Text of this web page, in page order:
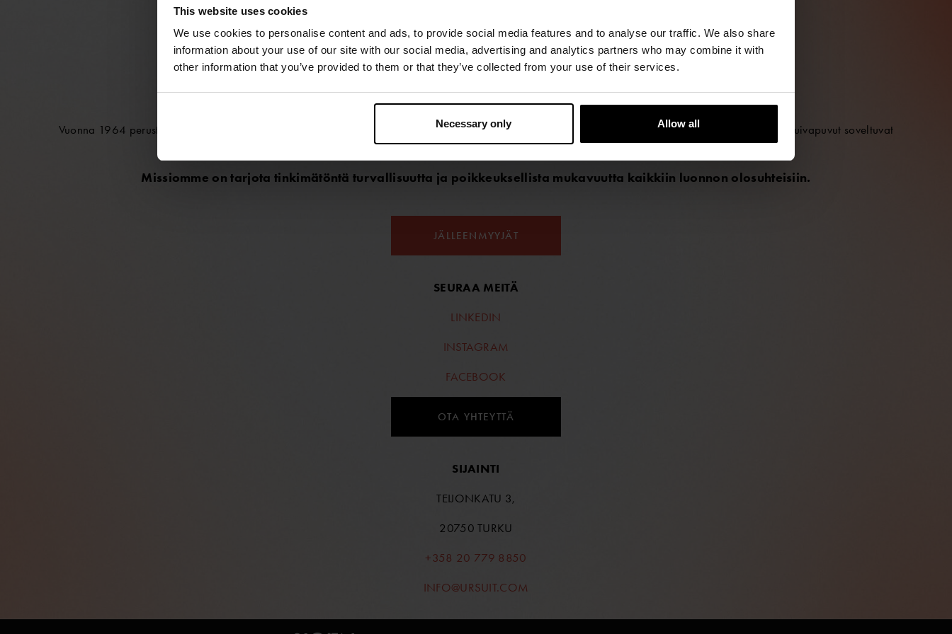
This website uses cookies
We use cookies to personalise content and ads, to provide social media features and to analyse our traffic. We also share
information about your use of our site with our social media, advertising and analytics partners who may combine it with
other information that you’ve provided to them or that they’ve collected from your use of their services.
Necessary only Allow all
JÄLLEENMYYJÄT
SEURAA MEITÄ
LINKEDIN
INSTAGRAM
FACEBOOK
TURVALLISUUTTA JA MUKAVUUTTA ÄÄRIOLOSUHTEISIIN
Vuonna 1964 perustettu Ursuit on suomalainen uranuurtaja, joka suunnittelee ja valmistaa kuivapukuja maailman vaativimpiin olosuhteisiin. Ursuit
-kuivapuvut soveltuvat
kaikenlaiseen vesiurheiluun ja -toimintaan – niin pinnan alle kuin päälle.
Missiomme on tarjota tinkimätöntä turvallisuutta ja poikkeuksellista mukavuutta kaikkiin luonnon olosuhteisiin.
OTA YHTEYTTÄ
SIJAINTI
TEIJONKATU 3,
20750 TURKU
+358 20 779 8850
INFO@URSUIT.COM